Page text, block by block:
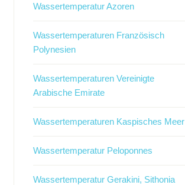
Wassertemperatur Azoren
Wassertemperaturen Französisch
Polynesien
Wassertemperaturen Vereinigte
Arabische Emirate
Wassertemperaturen Kaspisches Meer
Wassertemperatur Peloponnes
Wassertemperatur Gerakini, Sithonia